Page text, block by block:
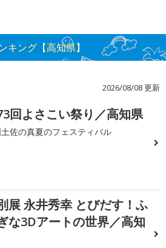
キング【高知県】
2026/08/08 更新
回よさこい祭り／高知県
佐の真夏のフェスティバル
展 永井秀幸 とびだす！ふ
な3Dアートの世界／高知